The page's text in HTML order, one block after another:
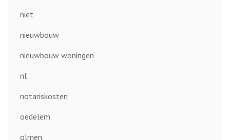
niet
nieuwbouw
nieuwbouw woningen
nl
notariskosten
oedelem
olmen